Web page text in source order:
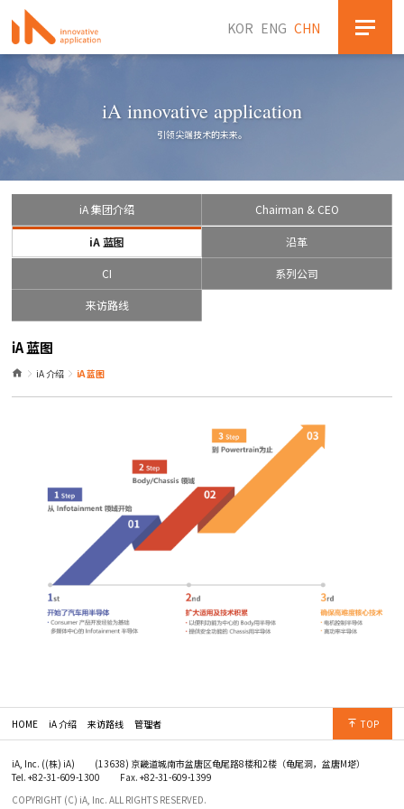
KOR ENG CHN
iA innovative application
引领尖端技术的未来。
iA 集团介绍 Chairman & CEO
iA 蓝图 沿革
CI 系列公司
来访路线
iA 蓝图
iA 介绍 iA 蓝图
TOP
HOME iA 介绍 来访路线 管理者
iA, Inc. ((株) iA)
(13638) 京畿道城南市盆唐区龟尾路8楼和2楼（龟尾洞，盆唐M塔）
Tel. +82-31-609-1300
Fax. +82-31-609-1399
COPYRIGHT (C) iA, Inc. ALL RIGHTS RESERVED.